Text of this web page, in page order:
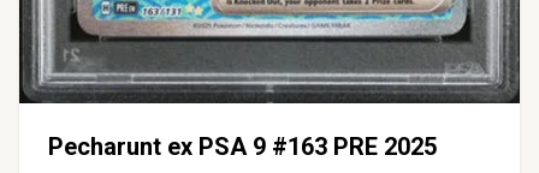
Pecharunt ex PSA 9 #163 PRE 2025